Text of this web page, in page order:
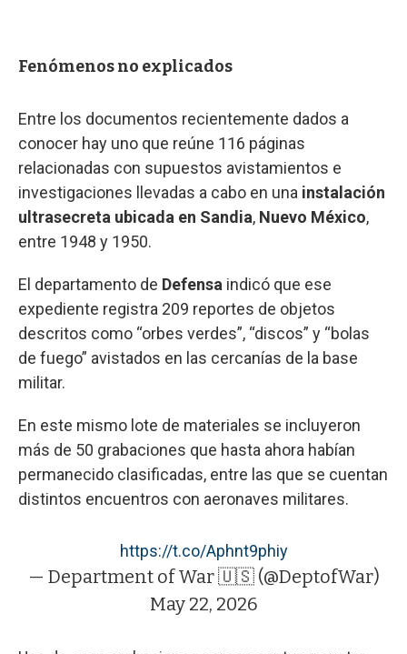
Fenómenos no explicados
Entre los documentos recientemente dados a
conocer hay uno que reúne 116 páginas
relacionadas con supuestos avistamientos e
investigaciones llevadas a cabo en una instalación
ultrasecreta ubicada en Sandia, Nuevo México,
entre 1948 y 1950.
El departamento de Defensa indicó que ese
expediente registra 209 reportes de objetos
descritos como “orbes verdes”, “discos” y “bolas
de fuego” avistados en las cercanías de la base
militar.
En este mismo lote de materiales se incluyeron
más de 50 grabaciones que hasta ahora habían
permanecido clasificadas, entre las que se cuentan
distintos encuentros con aeronaves militares.
https://t.co/Aphnt9phiy
— Department of War 🇺🇸 (@DeptofWar)
May 22, 2026